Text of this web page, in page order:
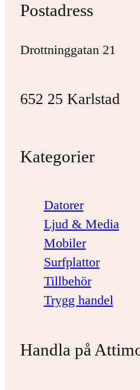
Postadress
Drottninggatan 21
652 25 Karlstad
Kategorier
Datorer
Ljud & Media
Mobiler
Surfplattor
Tillbehör
Trygg handel
Handla på